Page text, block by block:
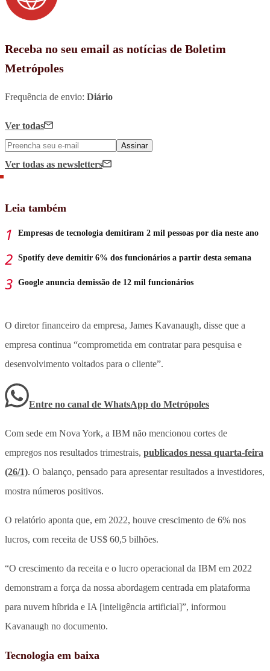
Receba no seu email as notícias de Boletim
Metrópoles
Frequência de envio: Diário
Ver todas
Assinar
Ver todas as newsletters
Leia também
Empresas de tecnologia demitiram 2 mil pessoas por dia neste ano
Spotify deve demitir 6% dos funcionários a partir desta semana
Google anuncia demissão de 12 mil funcionários
O diretor financeiro da empresa, James Kavanaugh, disse que a
empresa continua “comprometida em contratar para pesquisa e
desenvolvimento voltados para o cliente”.
Entre no canal de WhatsApp do Metrópoles
Com sede em Nova York, a IBM não mencionou cortes de
empregos nos resultados trimestrais, publicados nessa quarta-feira
(26/1). O balanço, pensado para apresentar resultados a investidores,
mostra números positivos.
O relatório aponta que, em 2022, houve crescimento de 6% nos
lucros, com receita de US$ 60,5 bilhões.
“O crescimento da receita e o lucro operacional da IBM em 2022
demonstram a força da nossa abordagem centrada em plataforma
para nuvem híbrida e IA [inteligência artificial]”, informou
Kavanaugh no documento.
Tecnologia em baixa